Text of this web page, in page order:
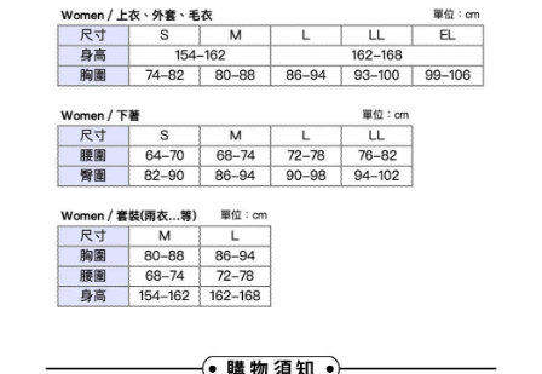
【注意事項】
1.本服務係由「台灣大哥大股份有限公司」（以下簡稱本公司）所提供，讓
用戶於交易時，得透過本服務購買商品或服務，並由商店將買賣／分期付款
買賣價金債權讓與本公司後，依約使用本公司帳單繳交帳款。
2.基於同意付款使用「大哥付你分期」之契約關係目的，商店將以您的個人
資料（包含姓名、電話或地址）提供予台灣大哥大進項蒐集、處理及利用，
由本公司與您本人進行分期帳單所需資料之確認、核對及更正。
２．訂單成立數日內，您將收到繳費通知簡訊。
３．收到繳費通知簡訊後14天內，點擊此簡訊中的連結，可透過四大超商／
ATM／網路銀行／等多元方式進行付款，方視為交易完成。
※ 請注意：結帳手續完成當下不需立刻繳費，但若您需要取消訂單，請聯絡
後付繳納相關費用。
※ 交易是否成功請以「AFTEE先享後付 」之結帳頁面顯示為準，若有關於
是否繳費成功／繳費後需取消欲退款等相關疑問，請聯繫「AFTEE先享後付
客戶支援中心」https://netprotections.freshdesk.com/support/home
【注意事項】
１．透過由恩沛科技股份有限公司提供之「AFTEE先享後付」服務完成之交
易，需依本服務之必要範圍內提供個人資料，並將交易相關給付款項請求債
權轉讓予恩沛科技股份有限公司。
３．未成年的使用者請事先徵得法定代理人或監護人之同意方可使用
免運費
萊爾富取貨付款
付款後萊爾富取貨
免運費
7-11取貨付款
免運費
付款後7-11取貨